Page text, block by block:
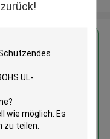
Preis für